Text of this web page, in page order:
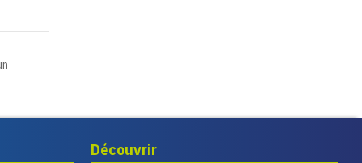
Découvrir